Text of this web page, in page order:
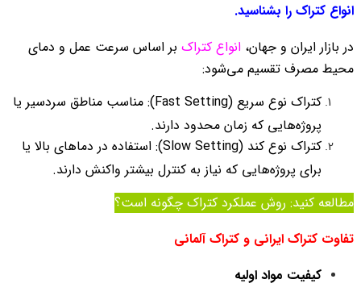
انواع کتراک را بشناسید.
در بازار ایران و جهان، انواع کتراکبر اساس سرعت عمل و دمای
محیط مصرف تقسیم می‌شود:
کتراک نوع سریع (Fast Setting): مناسب مناطق سردسیر یا
پروژه‌هایی که زمان محدود دارند.
کتراک نوع کند (Slow Setting): استفاده در دماهای بالا یا
برای پروژه‌هایی که نیاز به کنترل بیشتر واکنش دارند.
مطالعه کنید: روش عملکرد کتراک چگونه است؟
تفاوت کتراک ایرانی و کتراک آلمانی
کیفیت مواد اولیه